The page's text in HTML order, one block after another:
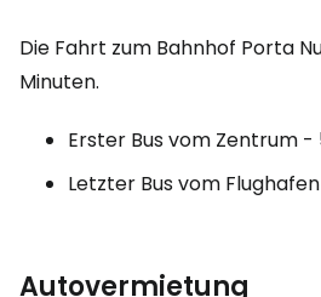
Die Fahrt zum Bahnhof Porta
Minuten.
Erster Bus vom Zentrum -
Letzter Bus vom
Autovermietung